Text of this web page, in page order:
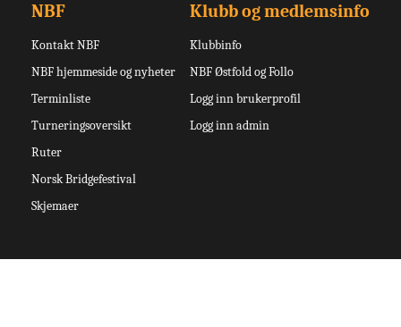
NBF
Kontakt NBF
NBF hjemmeside og nyheter
Terminliste
Turneringsoversikt
Ruter
Norsk Bridgefestival
Skjemaer
Klubb og medlemsinfo
Klubbinfo
NBF Østfold og Follo
Logg inn brukerprofil
Logg inn admin